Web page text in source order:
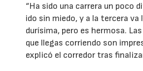
“Ha sido una carrera un poco
ido sin miedo, y a la tercera va
durísima, pero es hermosa.
que llegas corriendo son
explicó el corredor tras